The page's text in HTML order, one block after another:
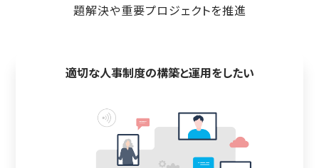
題解決や重要プロジェクトを推進
適切な人事制度の構築と運用をしたい